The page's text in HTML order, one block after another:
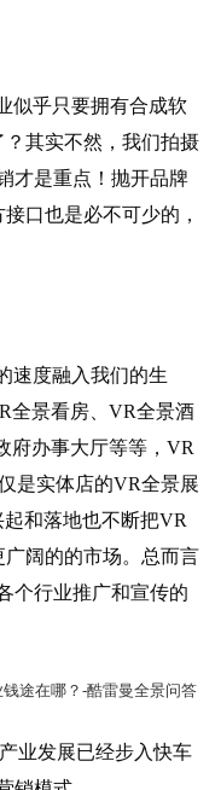
似乎只要拥有合成软
其实不然，我们拍摄
才是重点！抛开品牌
口也是必不可少的，
速度融入我们的生
全景看房、VR全景酒
府办事大厅等等，VR
是实体店的VR全景展
和落地也不断把VR
阔的的市场。总而言
个行业推广和宣传的
业发展已经步入快车